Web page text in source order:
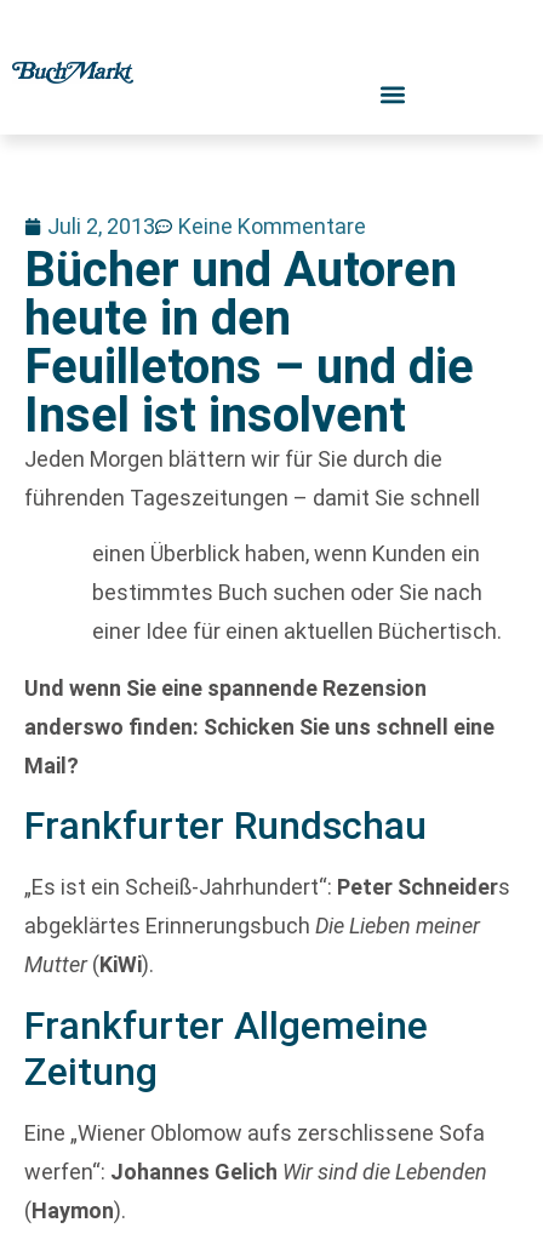
Juli 2, 2013 Keine Kommentare
Bücher und Autoren
heute in den
Feuilletons – und die
Insel ist insolvent
Jeden Morgen blättern wir für Sie durch die
führenden Tageszeitungen – damit Sie schnell
einen Überblick haben, wenn Kunden ein
bestimmtes Buch suchen oder Sie nach
einer Idee für einen aktuellen Büchertisch.
Und wenn Sie eine spannende Rezension
anderswo finden: Schicken Sie uns schnell eine
Mail?
Frankfurter Rundschau
„Es ist ein Scheiß-Jahrhundert“: Peter Schneiders
abgeklärtes Erinnerungsbuch Die Lieben meiner
Mutter(KiWi).
Frankfurter Allgemeine
Zeitung
Eine „Wiener Oblomow aufs zerschlissene Sofa
werfen“: Johannes Gelich Wir sind die Lebenden
(Haymon).